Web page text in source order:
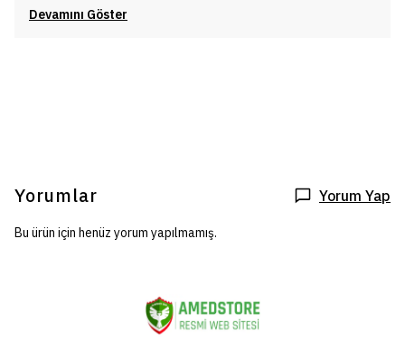
Devamını Göster
Yorumlar Yorum Yap
Bu ürün için henüz yorum yapılmamış.